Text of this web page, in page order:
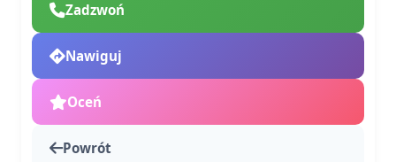
Zadzwoń
Nawiguj
Oceń
Powrót